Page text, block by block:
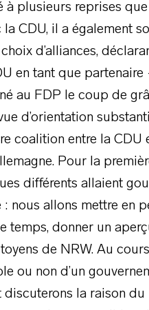
à plusieurs reprises
CDU, il a également
d’alliances,
en tant que
au FDP le coup de
d’orientation
coalition entre la CDU
Pour la
différents allaient
nous allons mettre en
temps, donner un
de NRW. Au
ou non d’un
la raison du